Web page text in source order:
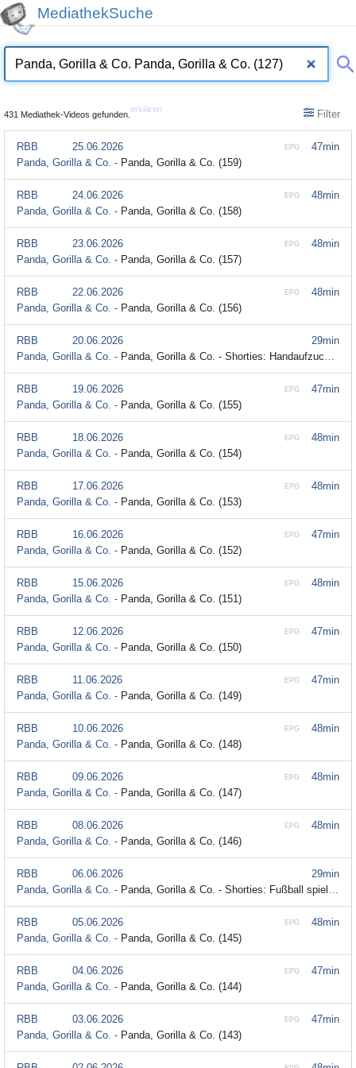
MediathekSuche
431 Mediathek-Videos gefunden.
erklären Filter
47min
EPG
RBB
25.06.2026
Panda, Gorilla & Co. - Panda, Gorilla & Co. (159)
48min
EPG
RBB
24.06.2026
Panda, Gorilla & Co. - Panda, Gorilla & Co. (158)
48min
EPG
RBB
23.06.2026
Panda, Gorilla & Co. - Panda, Gorilla & Co. (157)
48min
EPG
RBB
22.06.2026
Panda, Gorilla & Co. - Panda, Gorilla & Co. (156)
29min
RBB
20.06.2026
Panda, Gorilla & Co. - Panda, Gorilla & Co. - Shorties: Handaufzucht (8)
47min
EPG
RBB
19.06.2026
Panda, Gorilla & Co. - Panda, Gorilla & Co. (155)
48min
EPG
RBB
18.06.2026
Panda, Gorilla & Co. - Panda, Gorilla & Co. (154)
48min
EPG
RBB
17.06.2026
Panda, Gorilla & Co. - Panda, Gorilla & Co. (153)
47min
EPG
RBB
16.06.2026
Panda, Gorilla & Co. - Panda, Gorilla & Co. (152)
48min
EPG
RBB
15.06.2026
Panda, Gorilla & Co. - Panda, Gorilla & Co. (151)
47min
EPG
RBB
12.06.2026
Panda, Gorilla & Co. - Panda, Gorilla & Co. (150)
47min
EPG
RBB
11.06.2026
Panda, Gorilla & Co. - Panda, Gorilla & Co. (149)
48min
EPG
RBB
10.06.2026
Panda, Gorilla & Co. - Panda, Gorilla & Co. (148)
48min
EPG
RBB
09.06.2026
Panda, Gorilla & Co. - Panda, Gorilla & Co. (147)
48min
EPG
RBB
08.06.2026
Panda, Gorilla & Co. - Panda, Gorilla & Co. (146)
29min
RBB
06.06.2026
Panda, Gorilla & Co. - Panda, Gorilla & Co. - Shorties: Fußball spielen (7)
48min
EPG
RBB
05.06.2026
Panda, Gorilla & Co. - Panda, Gorilla & Co. (145)
47min
EPG
RBB
04.06.2026
Panda, Gorilla & Co. - Panda, Gorilla & Co. (144)
47min
EPG
RBB
03.06.2026
Panda, Gorilla & Co. - Panda, Gorilla & Co. (143)